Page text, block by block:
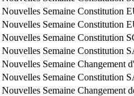
Nouvelles Semaine Constitution
Nouvelles Semaine Constitution
Nouvelles Semaine Constitution
Nouvelles Semaine Constitution
Nouvelles Semaine Changement
Nouvelles Semaine Constitution
Nouvelles Semaine Changement